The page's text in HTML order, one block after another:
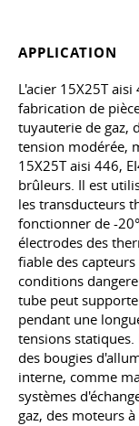
APPLICATION
L'acier 15X25T
fabrication de
tuyauterie de gaz,
tension modérée,
15X25T aisi 446,
brûleurs. Il est
les transducteurs
fonctionner de -
électrodes des
fiable des
conditions
tube peut
pendant une
tensions
des bougies
interne, comme
systèmes
gaz, des moteurs